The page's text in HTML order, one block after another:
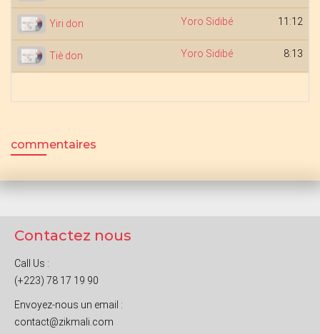
Yiri don Yoro Sidibé 11:12
Tiè don Yoro Sidibé 8:13
commentaires
Contactez nous
Call Us :
(+223) 78 17 19 90
Envoyez-nous un email :
contact@zikmali.com